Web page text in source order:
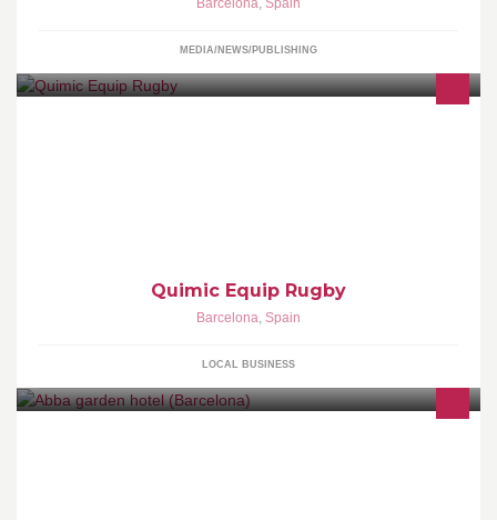
Barcelona, Spain
MEDIA/NEWS/PUBLISHING
Quimic Equip Rugby
Barcelona, Spain
LOCAL BUSINESS